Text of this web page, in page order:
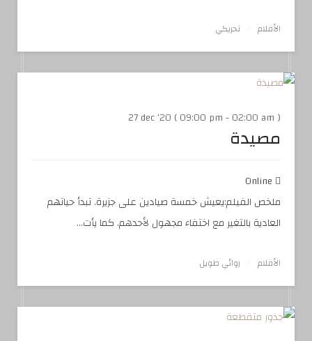
الأفلام تحريكي
27 dec '20 ( 09:00 pm - 02:00 am )
مصيدة
ملخص الفيلم:يعيش خمسة صيادين على جزيرة. تبدأ حياتهم
العادية بالتغير مع اختفاء مجهول لأحدهم. كما يأت...
الأفلام روائي طويل